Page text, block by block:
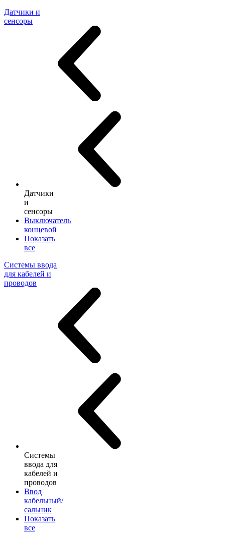
Датчики и
сенсоры
Датчики
и
сенсоры
Выключатель
концевой
Показать
все
Системы ввода
для кабелей и
проводов
Системы
ввода для
кабелей и
проводов
Ввод
кабельный/
сальник
Показать
все